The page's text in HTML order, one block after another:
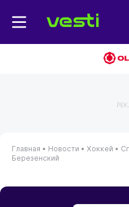
Главная • Новости • Хоккей •
Березенский